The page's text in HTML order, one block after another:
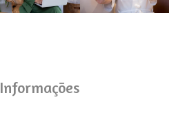
Informações